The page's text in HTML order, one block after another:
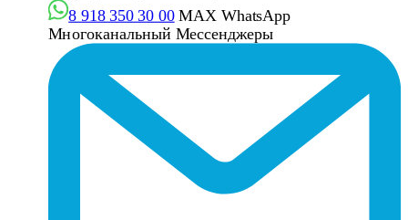
8 918 350 30 00 MAX WhatsApp
Многоканальный Мессенджеры